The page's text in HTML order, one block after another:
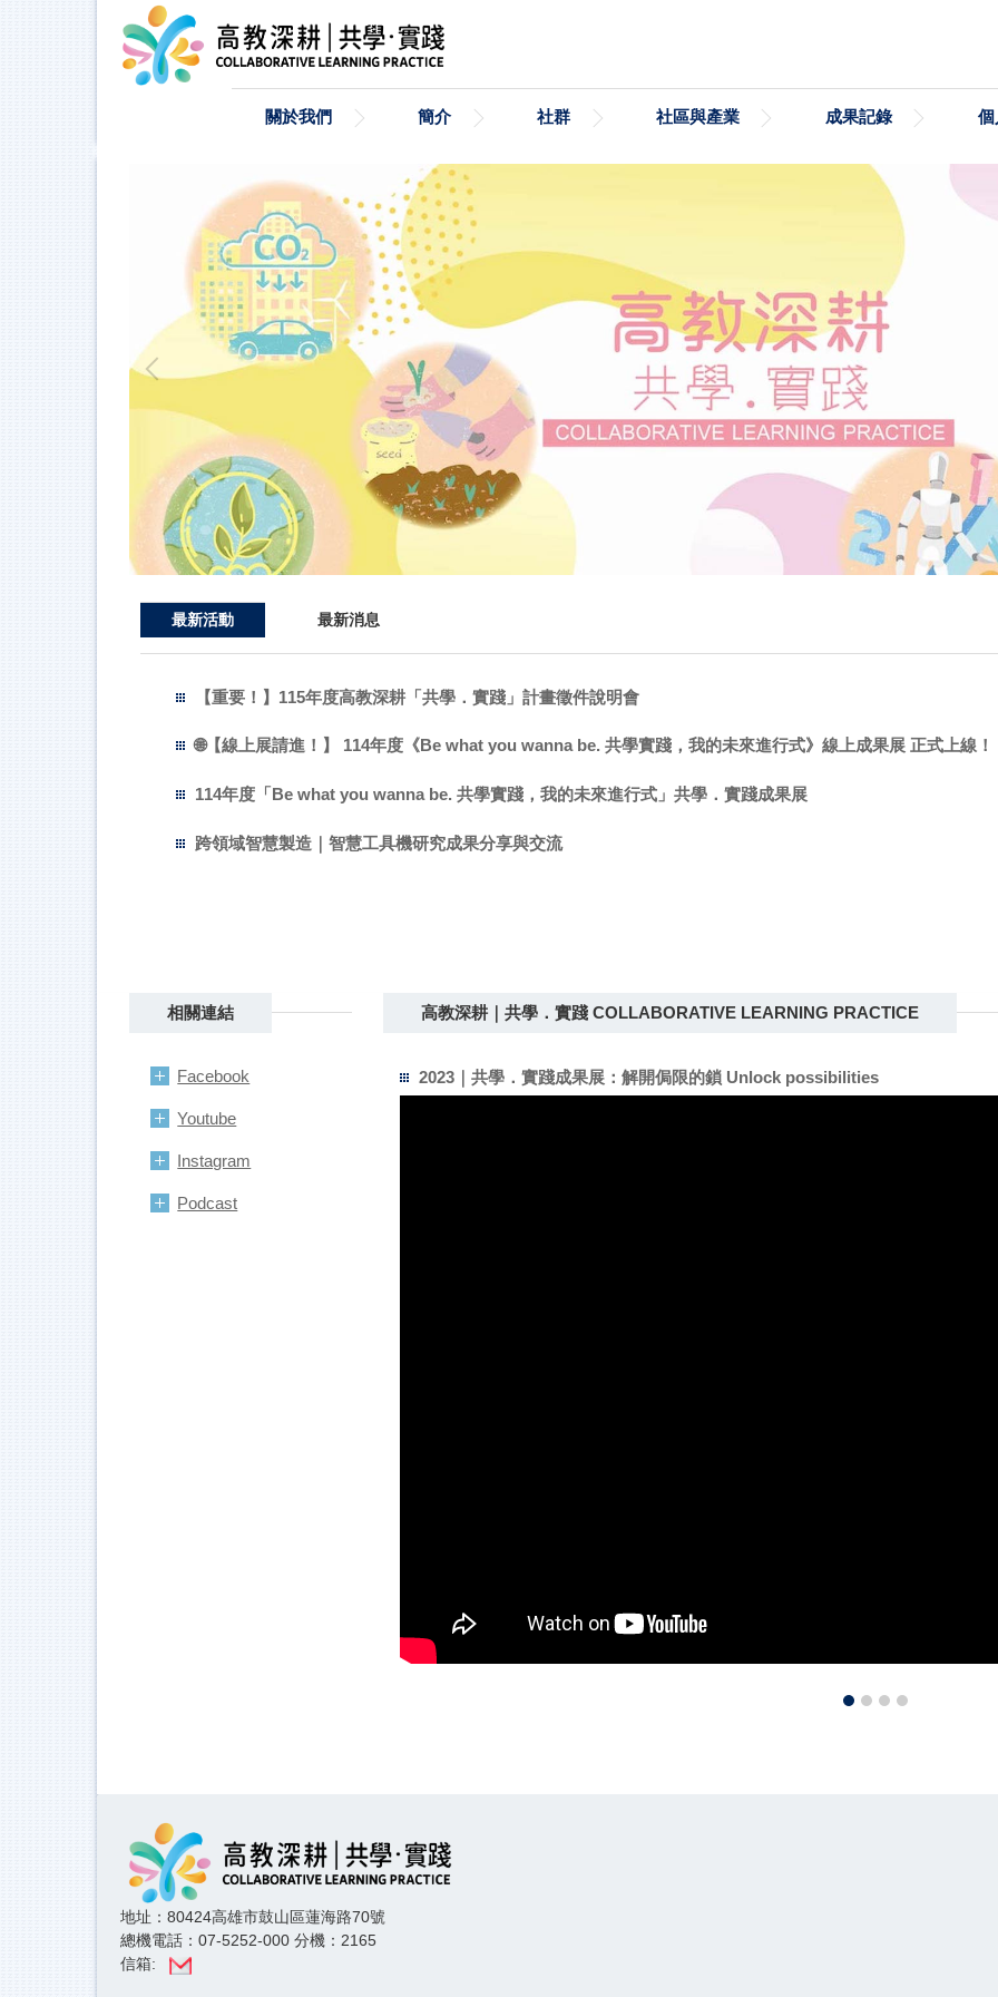
關於我們 簡介 社群 社區與產業 成果記錄 個
最新活動 最新消息
【重要！】115年度高教深耕「共學．實踐」計畫徵件說明會
🌐【線上展請進！】 114年度《Be what you wanna be. 共學實踐，我的未來進行式》線上成果展 正式上線！
114年度「Be what you wanna be. 共學實踐，我的未來進行式」共學．實踐成果展
跨領域智慧製造｜智慧工具機研究成果分享與交流
相關連結
Facebook
Youtube
Instagram
Podcast
高教深耕｜共學．實踐 COLLABORATIVE LEARNING PRACTICE
2023｜共學．實踐成果展：解開侷限的鎖 Unlock possibilities
地址：80424高雄市鼓山區蓮海路70號
總機電話：07-5252-000 分機：2165
信箱: